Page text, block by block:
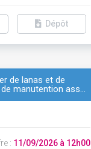
Dépôt
de lanas et de
manutention ass…
: 11/09/2026 à 12h00